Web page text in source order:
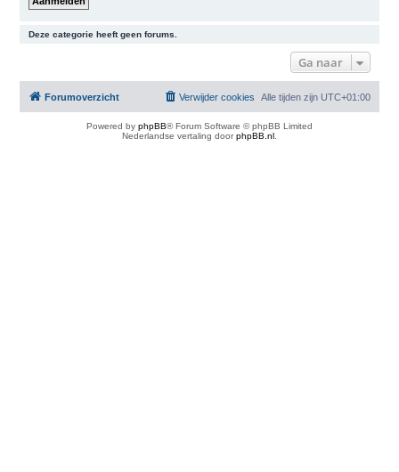
Deze categorie heeft geen forums.
Ga naar
Forumoverzicht Alle tijden zijn UTC+01:00
Verwijder cookies
Powered by phpBB® Forum Software © phpBB Limited
Nederlandse vertaling doorphpBB.nl